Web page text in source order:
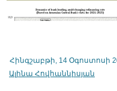
«Հայաստանի էլեկտրական
հավատարմագրային
Հինգշաբթի, 14 Օգոստոսի
Ալինա Հովհաննիսյան